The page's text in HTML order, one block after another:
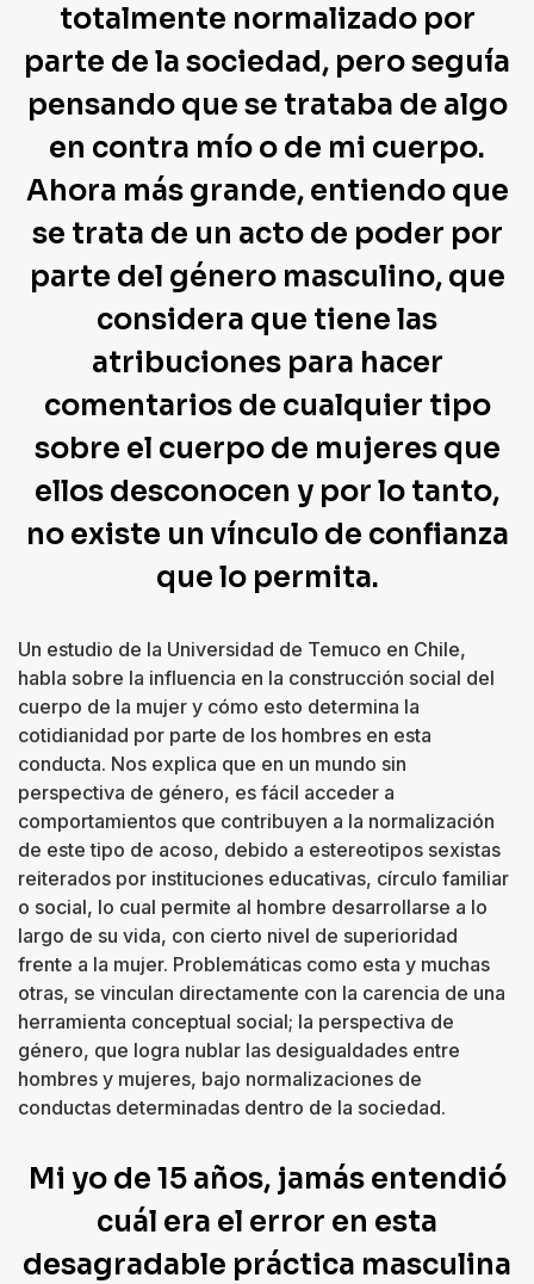
totalmente normalizado por
parte de la sociedad, pero seguía
pensando que se trataba de algo
en contra mío o de mi cuerpo.
Ahora más grande, entiendo que
se trata de un acto de poder por
parte del género masculino, que
considera que tiene las
atribuciones para hacer
comentarios de cualquier tipo
sobre el cuerpo de mujeres que
ellos desconocen y por lo tanto,
no existe un vínculo de confianza
que lo permita.
Un estudio de la Universidad de Temuco en Chile,
habla sobre la influencia en la construcción social del
cuerpo de la mujer y cómo esto determina la
cotidianidad por parte de los hombres en esta
conducta. Nos explica que en un mundo sin
perspectiva de género, es fácil acceder a
comportamientos que contribuyen a la normalización
de este tipo de acoso, debido a estereotipos sexistas
reiterados por instituciones educativas, círculo familiar
o social, lo cual permite al hombre desarrollarse a lo
largo de su vida, con cierto nivel de superioridad
frente a la mujer. Problemáticas como esta y muchas
otras, se vinculan directamente con la carencia de una
herramienta conceptual social; la perspectiva de
género, que logra nublar las desigualdades entre
hombres y mujeres, bajo normalizaciones de
conductas determinadas dentro de la sociedad.
Mi yo de 15 años, jamás entendió
cuál era el error en esta
desagradable práctica masculina